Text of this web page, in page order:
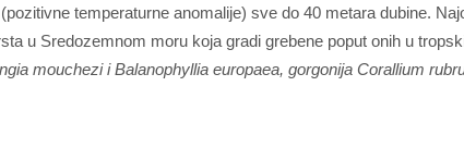
temperaturne anomalije) sve do 40 metara dubine.
u Sredozemnom moru koja gradi grebene poput onih u
mouchezi i Balanophyllia europaea, gorgonija Corallium